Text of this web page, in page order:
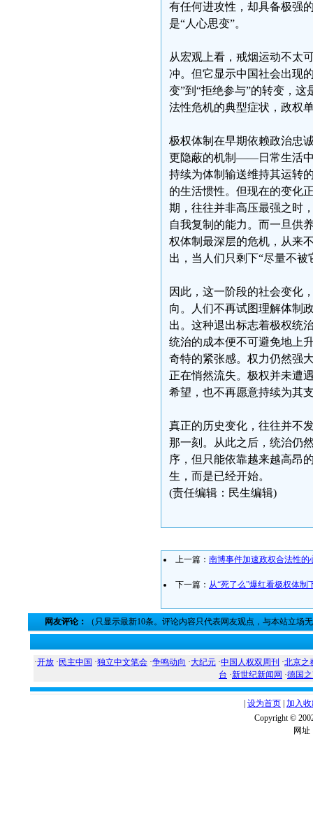
有任何进攻性，却具备极强
是“人心思变”。
从宏观上看，戒烟运动不太
冲。但它显示中国社会出现
变”到“拒绝参与”的转变，
法性危机的典型症状，政权
极权体制在早期依赖政治忠
更隐蔽的机制——日常生活中
持续为体制输送维持其运转
的生活惯性。但现在的变化
期，往往并非高压最强之时
自我复制的能力。而一旦供
权体制最深层的危机，从来
出，当人们只剩下“尽量不
因此，这一阶段的社会变化
向。人们不再试图理解体制
出。这种退出标志着极权统
统治的成本便不可避免地上
奇特的紧张感。权力仍然强
正在悄然流失。极权并未遭
希望，也不再愿意持续为其
真正的历史变化，往往并不
那一刻。从此之后，统治仍
序，但只能依靠越来越高昂
生，而是已经开始。
(责任编辑：民生编辑)
上一篇： 南博事件加速政权合法性的
下一篇： 从“死了么”爆红看极权体
网友评论： （只显示最新10条。评论内容只代表网友观点，与本站立场
·开放 · 民主中国 ·独立中文笔会 ·争鸣动向 ·大纪元 ·中国人权双周刊 ·北京之
台 ·新世纪新闻网 ·德国
设为首页 加入
Copyright ©
网址